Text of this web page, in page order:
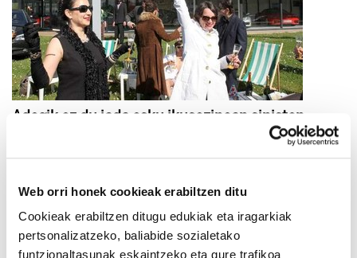
Web orri honek cookieak erabiltzen ditu
Cookieak erabiltzen ditugu edukiak eta iragarkiak
pertsonalizatzeko, baliabide sozialetako
funtzionaltasunak eskaintzeko eta gure trafikoa
Adegik ez du jada esku ikusezinean sinisten